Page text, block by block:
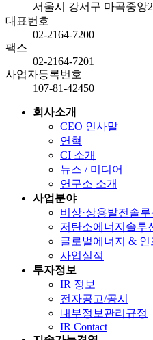
서울시 강서구 마곡중앙
대표번호
02-2164-7200
팩스
02-2164-7201
사업자등록번호
107-81-42450
회사소개
CEO 인사말
연혁
CI 소개
뉴스 / 미디어
연구소 소개
사업분야
비상·상용발전솔루
저탄소에너지솔루
글로벌에너지 & 인
사업실적
투자정보
IR 정보
전자공고/공시
내부정보관리규정
IR Contact